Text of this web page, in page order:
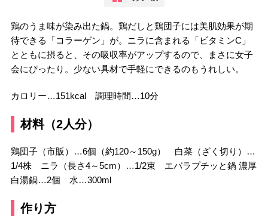
鶏のうま味が染み出た鍋。鶏だしと鶏団子には美肌効果が期
待できる「コラーゲン」が。ニラに含まれる「ビタミンC」
とともに摂ると、その吸収率がアップするので、まさに女子
会にぴったり。少ない具材で手軽にできるのもうれしい。
カロリー…151kcal 調理時間…10分
材料（2人分）
鶏団子（市販）…6個（約120～150g） 白菜（ざく切り）…
1/4株 ニラ（長さ4～5cm）…1/2束 エバラプチッと鍋 濃厚
白湯鍋…2個 水…300ml
作り方